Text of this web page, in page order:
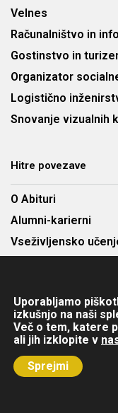
Velnes
Računalništvo in
Gostinstvo in
Organizator
Logistično
Snovanje vizualnih
Hitre povezave
O Abituri
Alumni-karierni
Vseživljensko
Kontakt
Copyright © 2025
pridržane.
Uporabljamo
izkušnjo na naši
Več o tem, katere
ali jih izklopite v
Sprejmi